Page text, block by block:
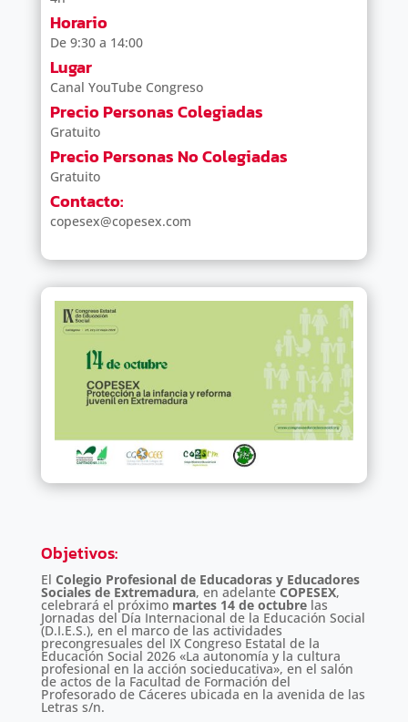
Horario
De 9:30 a 14:00
Lugar
Canal YouTube Congreso
Precio Personas Colegiadas
Gratuito
Precio Personas No Colegiadas
Gratuito
Contacto:
copesex@copesex.com
Objetivos:
El Colegio Profesional de Educadoras y Educadores
Sociales de Extremadura, en adelanteCOPESEX,
celebrará el próximo martes 14 de octubrelas
Jornadas del Día Internacional de la Educación Social
(D.I.E.S.), en el marco de las actividades
precongresuales del IX Congreso Estatal de la
Educación Social 2026 «La autonomía y la cultura
profesional en la acción socieducativa», en el salón
de actos de la Facultad de Formación del
Profesorado de Cáceres ubicada en la avenida de las
Letras s/n.